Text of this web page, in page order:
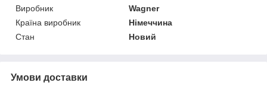
Виробник
Wagner
Країна виробник
Німеччина
Стан
Новий
Умови доставки